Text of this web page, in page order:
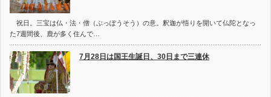
祝日。三宝は仏・法・僧（ぶっぽうそう）の意。釈迦が悟りを開いて仏陀となっ
た7週間後、鹿が多く住んで…
7月28日は国王生誕日、30日まで三連休